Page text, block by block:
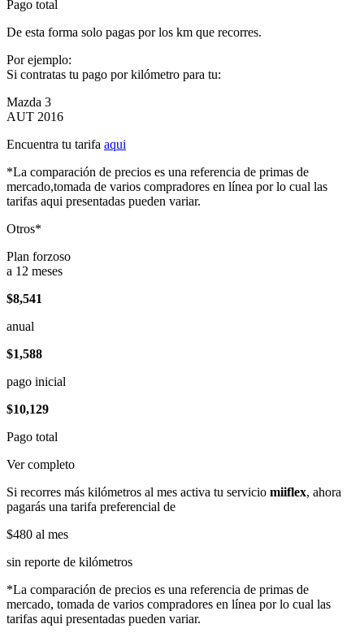
Pago total
De esta forma solo pagas por los km que recorres.
Por ejemplo:
Si contratas tu pago por kilómetro para tu:
Mazda 3
AUT 2016
Encuentra tu tarifa aqui
*La comparación de precios es una referencia de primas de
mercado,tomada de varios compradores en línea por lo cual las
tarifas aqui presentadas pueden variar.
Otros*
Plan forzoso
a 12 meses
$8,541
anual
$1,588
pago inicial
$10,129
Pago total
Ver completo
Si recorres más kilómetros al mes activa tu servicio miiflex, ahora
pagarás una tarifa preferencial de
$480 al mes
sin reporte de kilómetros
*La comparación de precios es una referencia de primas de
mercado, tomada de varios compradores en línea por lo cual las
tarifas aqui presentadas pueden variar.